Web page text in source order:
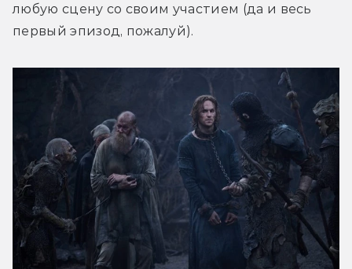
любую сцену со своим участием (да и весь
первый эпизод, пожалуй).